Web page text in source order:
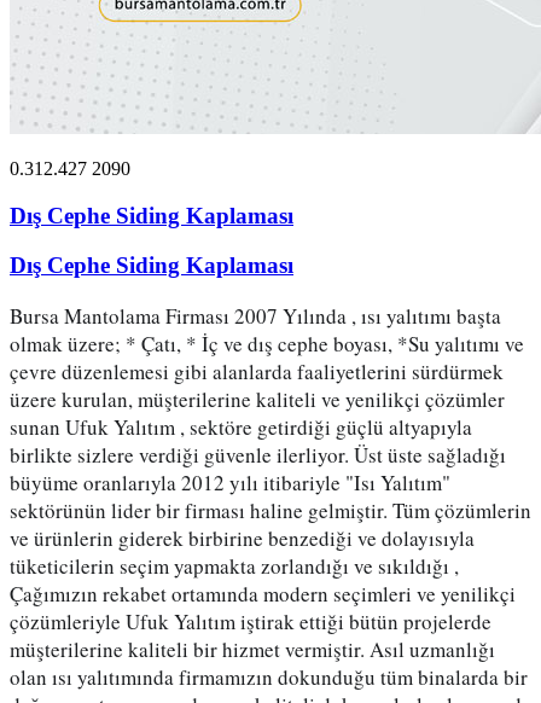
0.312.427 2090
Dış Cephe Siding Kaplaması
Dış Cephe Siding Kaplaması
Bursa Mantolama Firması 2007 Yılında , ısı yalıtımı başta
olmak üzere; * Çatı, * İç ve dış cephe boyası, *Su yalıtımı ve
çevre düzenlemesi gibi alanlarda faaliyetlerini sürdürmek
üzere kurulan, müşterilerine kaliteli ve yenilikçi çözümler
sunan Ufuk Yalıtım , sektöre getirdiği güçlü altyapıyla
birlikte sizlere verdiği güvenle ilerliyor. Üst üste sağladığı
büyüme oranlarıyla 2012 yılı itibariyle "Isı Yalıtım"
sektörünün lider bir firması haline gelmiştir. Tüm çözümlerin
ve ürünlerin giderek birbirine benzediği ve dolayısıyla
tüketicilerin seçim yapmakta zorlandığı ve sıkıldığı ,
Çağımızın rekabet ortamında modern seçimleri ve yenilikçi
çözümleriyle Ufuk Yalıtım iştirak ettiği bütün projelerde
müşterilerine kaliteli bir hizmet vermiştir. Asıl uzmanlığı
olan ısı yalıtımında firmamızın dokunduğu tüm binalarda bir